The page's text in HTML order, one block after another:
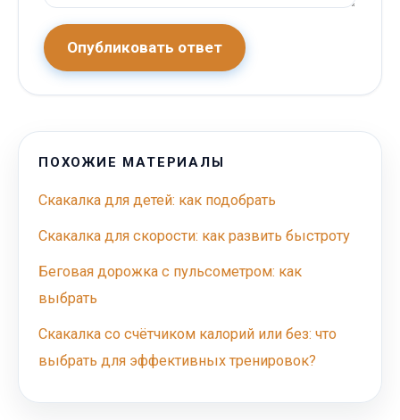
Опубликовать ответ
ПОХОЖИЕ МАТЕРИАЛЫ
Скакалка для детей: как подобрать
Скакалка для скорости: как развить быстроту
Беговая дорожка с пульсометром: как
выбрать
Скакалка со счётчиком калорий или без: что
выбрать для эффективных тренировок?